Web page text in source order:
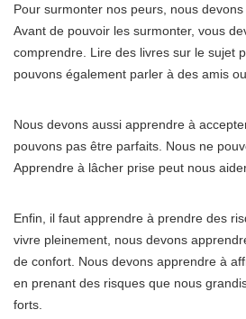
Pour surmonter nos peurs, nous devons
Avant de pouvoir les surmonter, vous
comprendre. Lire des livres sur le sujet
pouvons également parler à des amis
Nous devons aussi apprendre à
pouvons pas être parfaits. Nous ne
Apprendre à lâcher prise peut nous
Enfin, il faut apprendre à prendre des
vivre pleinement, nous devons
de confort. Nous devons apprendre à
en prenant des risques que nous
forts.